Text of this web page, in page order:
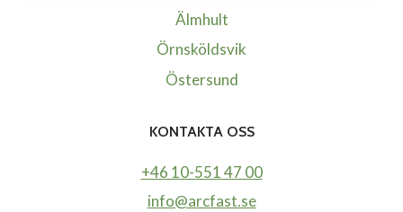
Älmhult
Örnsköldsvik
Östersund
KONTAKTA OSS
+46 10-551 47 00
info@arcfast.se